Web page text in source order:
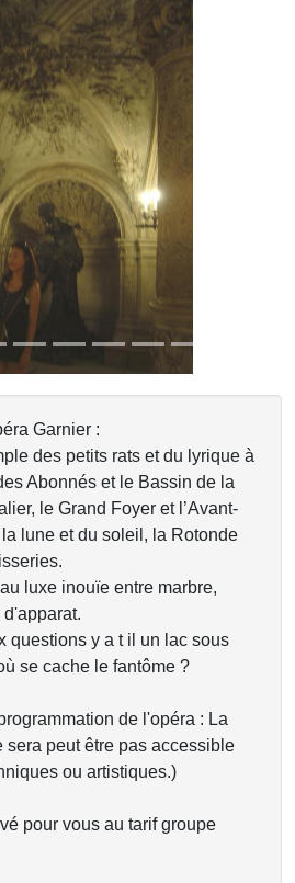
Garnier :
des petits rats et du lyrique à
Abonnés et le Bassin de la
le Grand Foyer et l’Avant-
lune et du soleil, la Rotonde
luxe inouïe entre marbre,
questions y a t il un lac sous
se cache le fantôme ?
de l'opéra : La
sera peut être pas accessible
ou artistiques.)
pour vous au tarif groupe